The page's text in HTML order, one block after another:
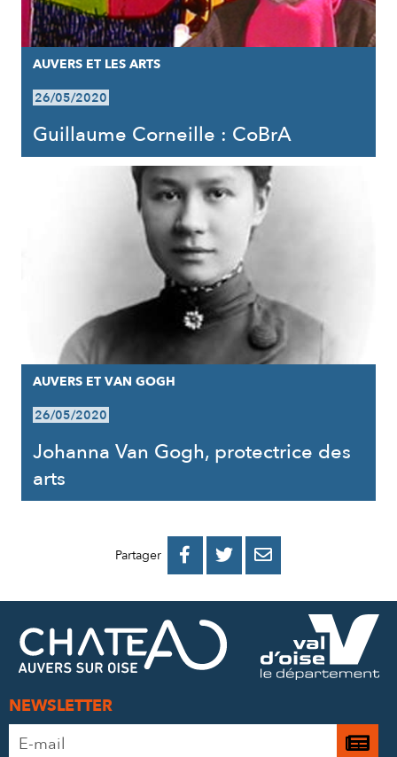
AUVERS ET LES ARTS
26/05/2020
Guillaume Corneille : CoBrA
AUVERS ET VAN GOGH
26/05/2020
Johanna Van Gogh, protectrice des
arts
Partager 
PARTAGER
FACEBOOK
PARTAGER
PARTAGER
MAIL
NEWSLETTER
Adresse
Je